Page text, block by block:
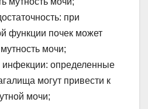
при
функции почек может
мочи;
инфекции: определенные
могут привести к
мочи;